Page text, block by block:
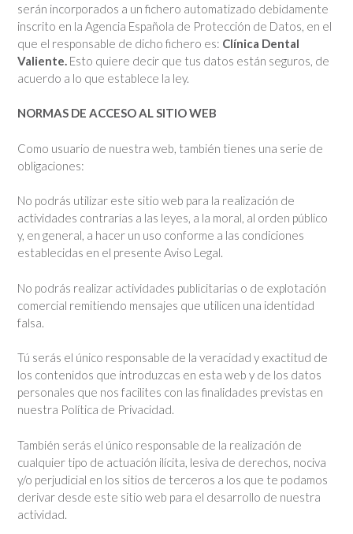
serán incorporados a un fichero automatizado debidamente
inscrito en la Agencia Española de Protección de Datos, en el
que el responsable de dicho fichero es: Clínica Dental
Valiente. Esto quiere decir que tus datos están seguros, de
acuerdo a lo que establece la ley.
NORMAS DE ACCESO AL SITIO WEB
Como usuario de nuestra web, también tienes una serie de
obligaciones:
No podrás utilizar este sitio web para la realización de
actividades contrarias a las leyes, a la moral, al orden público
y, en general, a hacer un uso conforme a las condiciones
establecidas en el presente Aviso Legal.
No podrás realizar actividades publicitarias o de explotación
comercial remitiendo mensajes que utilicen una identidad
falsa.
Tú serás el único responsable de la veracidad y exactitud de
los contenidos que introduzcas en esta web y de los datos
personales que nos facilites con las finalidades previstas en
nuestra Política de Privacidad.
También serás el único responsable de la realización de
cualquier tipo de actuación ilícita, lesiva de derechos, nociva
y/o perjudicial en los sitios de terceros a los que te podamos
derivar desde este sitio web para el desarrollo de nuestra
actividad.